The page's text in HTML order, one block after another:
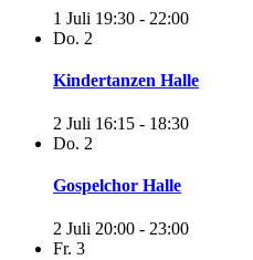
1 Juli 19:30 - 22:00
Do. 2
Kindertanzen Halle
2 Juli 16:15 - 18:30
Do. 2
Gospelchor Halle
2 Juli 20:00 - 23:00
Fr. 3